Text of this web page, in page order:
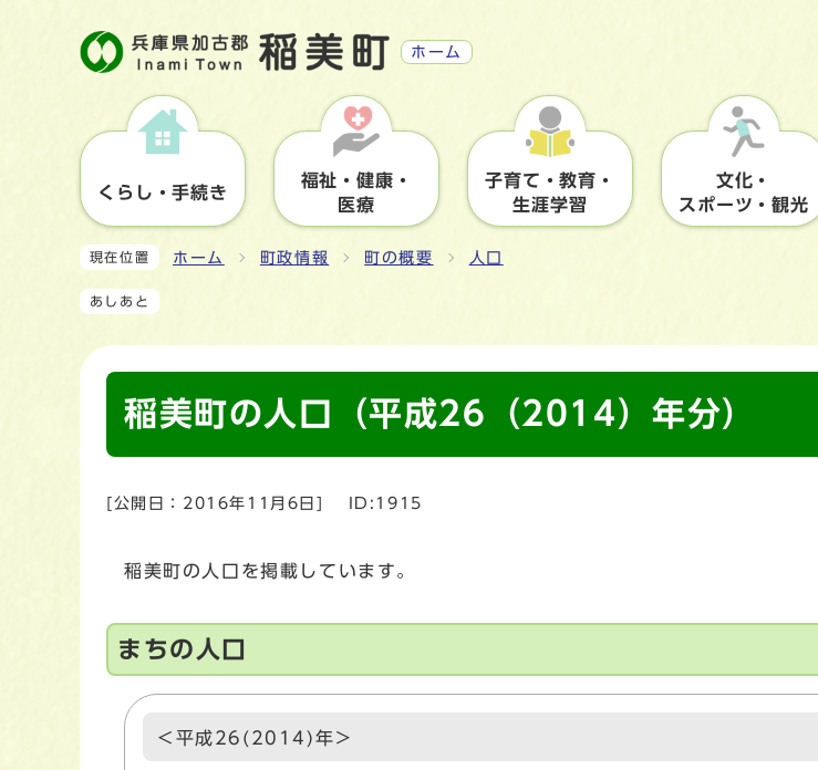
ホーム
くらし・手続き
福祉・健康・
医療
子育て・教育・
生涯学習
文化・
スポーツ・観光
現在位置 ホーム 町政情報 町の概要 人口
あしあと
稲美町の人口（平成26（2014）年分）
[公開日： 2016年11月6日 ID:1915
稲美町の人口を掲載しています。
まちの人口
＜平成26(2014)年＞